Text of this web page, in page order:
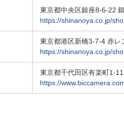
東京都中央区銀座8-6-22
https://shinanoya.co.jp/
東京都港区新橋3-7-4 赤レ
https://shinanoya.co.jp/
東京都千代田区有楽町1-
https://